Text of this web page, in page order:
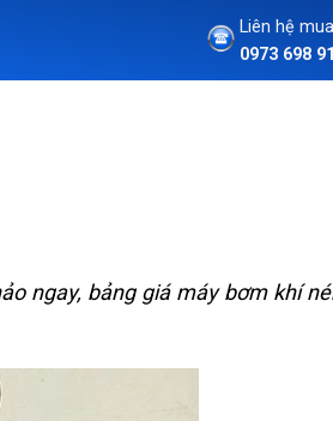
Liên hệ
0973 698
ngay, bảng giá máy bơm khí